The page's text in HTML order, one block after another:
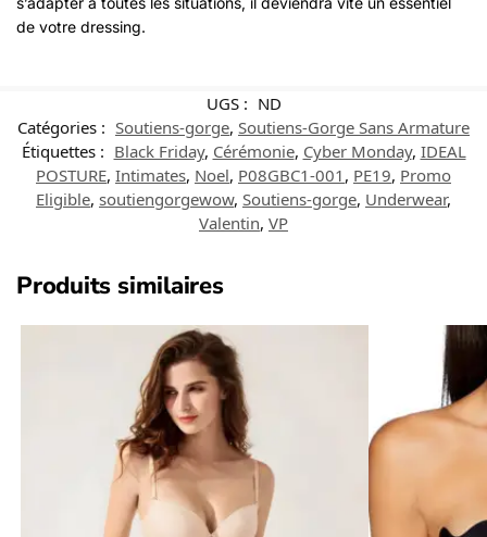
de votre dressing.
UGS : ND
Catégories : Soutiens-gorge, Soutiens-Gorge Sans Armature
Étiquettes : Black Friday, Cérémonie, Cyber Monday, IDEAL
POSTURE, Intimates, Noel, P08GBC1-001 , PE19, Promo
Eligible, soutiengorgewow, Soutiens-gorge, Underwear,
Valentin, VP
Produits similaires